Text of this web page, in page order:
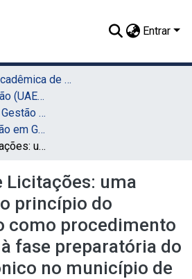
Entrar
02. Unidade Acadêmica de Educação a Distância e Tecnologia (UAEADTec)
02.2 - Especialização (UAEADTec)
Especialização em Gestão Pública Municipal (UAEADTec)
TCC - Especialização em Gestão Pública Municipal (UAEADTec)
A Nova Lei de Licitações: uma abordagem ao princípio do planejamento como procedimento fundamental à fase preparatória do pregão eletrônico no município de Recife/PE
Licitações: uma
princípio do
como procedimento
fase preparatória do
no município de